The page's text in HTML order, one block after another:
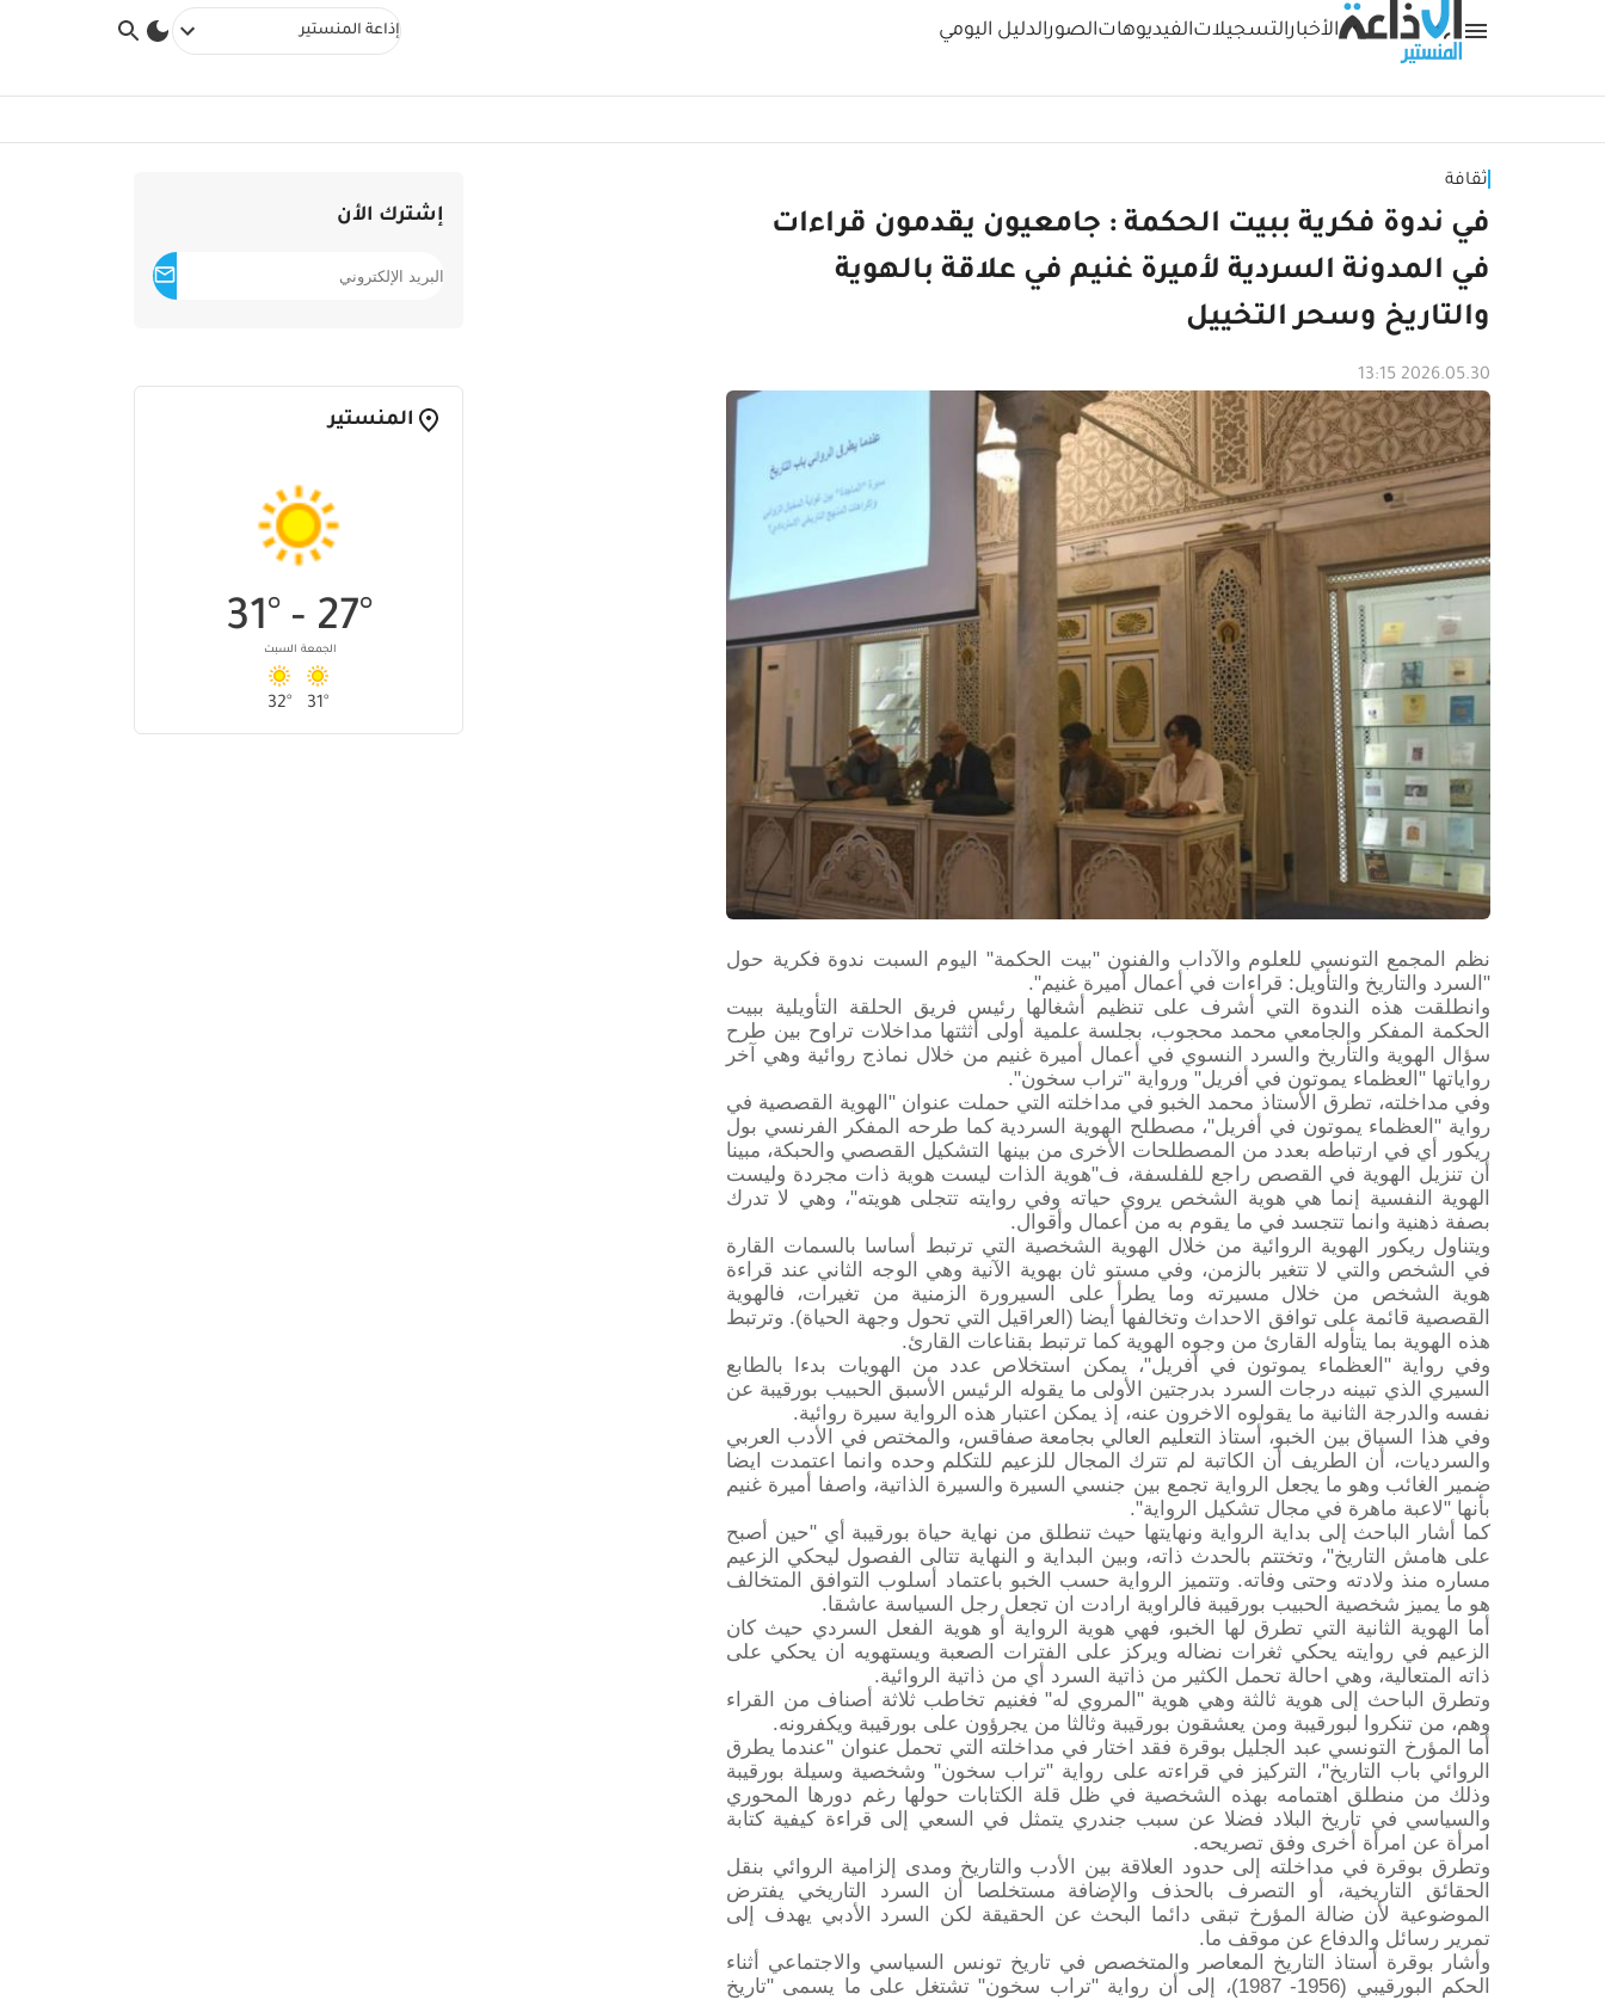
الأخبارالتسجيلاتالفيديوهاتالصورالدليل اليومي إذاعة المنستير
ثقافة
في ندوة فكرية ببيت الحكمة : جامعيون يقدمون قراءات
في المدونة السردية لأميرة غنيم في علاقة بالهوية
والتاريخ وسحر التخييل
2026.05.30 13:15
نظم المجمع التونسي للعلوم والآداب والفنون "بيت الحكمة" اليوم السبت ندوة فكرية حول
"السرد والتاريخ والتأويل: قراءات في أعمال أميرة غنيم".
وانطلقت هذه الندوة التي أشرف على تنظيم أشغالها رئيس فريق الحلقة التأويلية ببيت
الحكمة المفكر والجامعي محمد محجوب، بجلسة علمية أولى أثثتها مداخلات تراوح بين طرح
سؤال الهوية والتأريخ والسرد النسوي في أعمال أميرة غنيم من خلال نماذج روائية وهي آخر
رواياتها "العظماء يموتون في أفريل" ورواية "تراب سخون".
وفي مداخلته، تطرق الأستاذ محمد الخبو في مداخلته التي حملت عنوان "الهوية القصصية في
رواية "العظماء يموتون في أفريل"، مصطلح الهوية السردية كما طرحه المفكر الفرنسي بول
ريكور أي في ارتباطه بعدد من المصطلحات الأخرى من بينها التشكيل القصصي والحبكة، مبينا
أن تنزيل الهوية في القصص راجع للفلسفة، ف"هوية الذات ليست هوية ذات مجردة وليست
الهوية النفسية إنما هي هوية الشخص يروي حياته وفي روايته تتجلى هويته"، وهي لا تدرك
بصفة ذهنية وانما تتجسد في ما يقوم به من أعمال وأقوال.
ويتناول ريكور الهوية الروائية من خلال الهوية الشخصية التي ترتبط أساسا بالسمات القارة
في الشخص والتي لا تتغير بالزمن، وفي مستو ثان بهوية الآنية وهي الوجه الثاني عند قراءة
هوية الشخص من خلال مسيرته وما يطرأ على السيرورة الزمنية من تغيرات، فالهوية
القصصية قائمة على توافق الاحداث وتخالفها أيضا (العراقيل التي تحول وجهة الحياة). وترتبط
هذه الهوية بما يتأوله القارئ من وجوه الهوية كما ترتبط بقناعات القارئ.
وفي رواية "العظماء يموتون في أفريل"، يمكن استخلاص عدد من الهويات بدءا بالطابع
السيري الذي تبينه درجات السرد بدرجتين الأولى ما يقوله الرئيس الأسبق الحبيب بورقيبة عن
نفسه والدرجة الثانية ما يقولوه الاخرون عنه، إذ يمكن اعتبار هذه الرواية سيرة روائية.
وفي هذا السياق بين الخبو، أستاذ التعليم العالي بجامعة صفاقس، والمختص في الأدب العربي
والسرديات، أن الطريف أن الكاتبة لم تترك المجال للزعيم للتكلم وحده وانما اعتمدت ايضا
ضمير الغائب وهو ما يجعل الرواية تجمع بين جنسي السيرة والسيرة الذاتية، واصفا أميرة غنيم
بأنها "لاعبة ماهرة في مجال تشكيل الرواية".
كما أشار الباحث إلى بداية الرواية ونهايتها حيث تنطلق من نهاية حياة بورقيبة أي "حين أصبح
على هامش التاريخ"، وتختتم بالحدث ذاته، وبين البداية و النهاية تتالى الفصول ليحكي الزعيم
مساره منذ ولادته وحتى وفاته. وتتميز الرواية حسب الخبو باعتماد أسلوب التوافق المتخالف
هو ما يميز شخصية الحبيب بورقيبة فالراوية ارادت ان تجعل رجل السياسة عاشقا.
أما الهوية الثانية التي تطرق لها الخبو، فهي هوية الرواية أو هوية الفعل السردي حيث كان
الزعيم في روايته يحكي ثغرات نضاله ويركز على الفترات الصعبة ويستهويه ان يحكي على
ذاته المتعالية، وهي احالة تحمل الكثير من ذاتية السرد أي من ذاتية الروائية.
وتطرق الباحث إلى هوية ثالثة وهي هوية "المروي له" فغنيم تخاطب ثلاثة أصناف من القراء
وهم، من تنكروا لبورقيبة ومن يعشقون بورقيبة وثالثا من يجرؤون على بورقيبة ويكفرونه.
أما المؤرخ التونسي عبد الجليل بوقرة فقد اختار في مداخلته التي تحمل عنوان "عندما يطرق
الروائي باب التاريخ"، التركيز في قراءته على رواية "تراب سخون" وشخصية وسيلة بورقيبة
وذلك من منطلق اهتمامه بهذه الشخصية في ظل قلة الكتابات حولها رغم دورها المحوري
والسياسي في تاريخ البلاد فضلا عن سبب جندري يتمثل في السعي إلى قراءة كيفية كتابة
امرأة عن امرأة أخرى وفق تصريحه.
وتطرق بوقرة في مداخلته إلى حدود العلاقة بين الأدب والتاريخ ومدى إلزامية الروائي بنقل
الحقائق التاريخية، أو التصرف بالحذف والإضافة مستخلصا أن السرد التاريخي يفترض
الموضوعية لأن ضالة المؤرخ تبقى دائما البحث عن الحقيقة لكن السرد الأدبي يهدف إلى
تمرير رسائل والدفاع عن موقف ما.
وأشار بوقرة أستاذ التاريخ المعاصر والمتخصص في تاريخ تونس السياسي والاجتماعي أثناء
الحكم البورقيبي (1956- 1987)، إلى أن رواية "تراب سخون" تشتغل على ما يسمى "تاريخ
إشترك الأن
المنستير
27° -
31°
الجمعة
31°
السبت
32°